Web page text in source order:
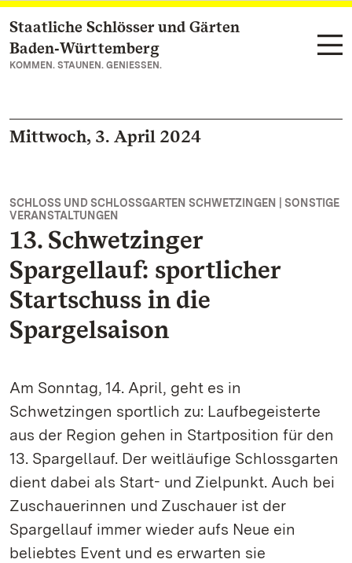
Zum Hauptinhalt springen
Staatliche Schlösser und Gärten
Baden‑Württemberg
KOMMEN. STAUNEN. GENIESSEN.
Mittwoch, 3. April 2024
SCHLOSS UND SCHLOSSGARTEN SCHWETZINGEN | SONSTIGE
VERANSTALTUNGEN
13. Schwetzinger
Spargellauf: sportlicher
Startschuss in die
Spargelsaison
Am Sonntag, 14. April, geht es in
Schwetzingen sportlich zu: Laufbegeisterte
aus der Region gehen in Startposition für den
13. Spargellauf. Der weitläufige Schlossgarten
dient dabei als Start- und Zielpunkt. Auch bei
Zuschauerinnen und Zuschauer ist der
Spargellauf immer wieder aufs Neue ein
beliebtes Event und es erwarten sie